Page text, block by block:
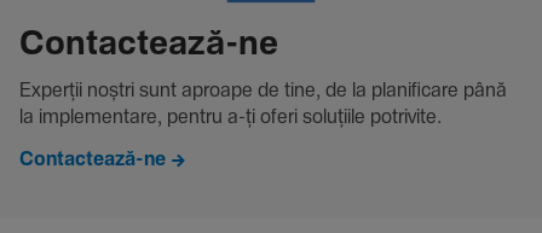
Contac­tează-ne
Experții noștri sunt aproape de tine, de la plani­fi­care până
la imple­men­tare, pentru a-ți oferi solu­țiile potri­vite.
Contactează-ne